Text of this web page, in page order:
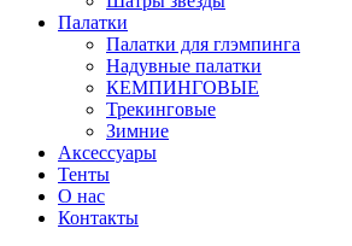
Палатки
Палатки для глэмпинга
Надувные палатки
КЕМПИНГОВЫЕ
Трекинговые
Зимние
Аксессуары
Тенты
О нас
Контакты